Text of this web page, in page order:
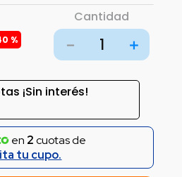
%
Cantidad
＋
－
¡Sin interés!
en 2cuotas de
tu cupo.